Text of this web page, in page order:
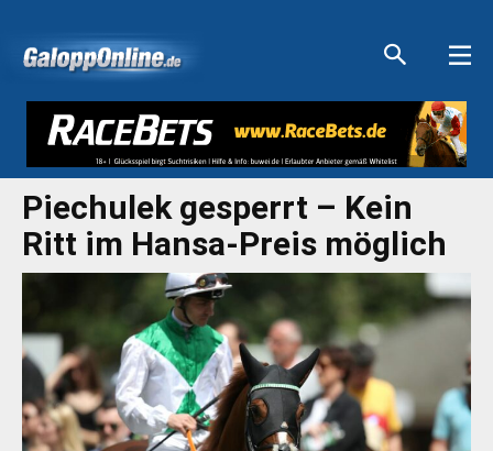
Piechulek gesperrt – Kein
Ritt im Hansa-Preis möglich